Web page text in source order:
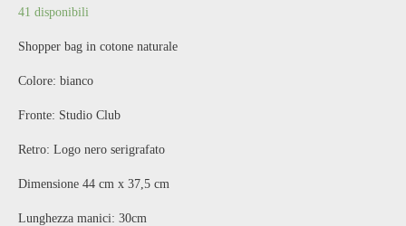
Shopper bag in cotone naturale
Colore: bianco
Fronte: Studio Club
Retro: Logo nero serigrafato
Dimensione 44 cm x 37,5 cm
Lunghezza manici: 30cm
41 disponibili
Studio